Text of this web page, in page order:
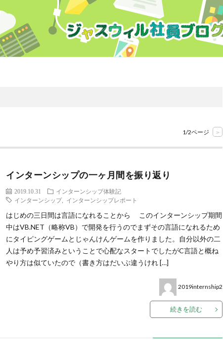
1/2ページ >
インターンシップの一ヶ月間を振り返り
2019.10.31
インターンシップ体験記
インターンシップ, インターンシップレポート
はじめの三日間は言語になれることから このインターンシップ期間
中はVB.NET（略称VB）で開発を行うのでまずその言語になれるため
にタイピングゲームとじゃんけんゲームを作りました。自分以外の二
人は予め予習済みということで心配なスタートでしたがC言語と概ね
やり方は似ていたので（書き方はだいぶ違うけれ […]
2019internship2
続きを読む